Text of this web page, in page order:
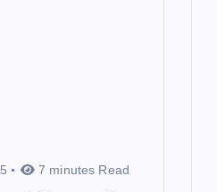
7 minutes Read